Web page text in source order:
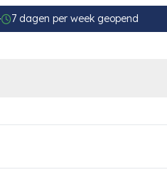
7 dagen per week geopend